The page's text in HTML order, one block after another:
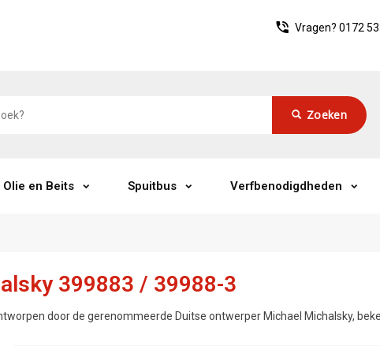
Vragen? 0172
Zoeken
Olie en Beits Spuitbus Verfbenodigdheden
399883 / 39988-3
door de gerenommeerde Duitse ontwerper Michael Michalsky,